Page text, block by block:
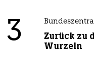
3
Zurück zu
Wurzeln